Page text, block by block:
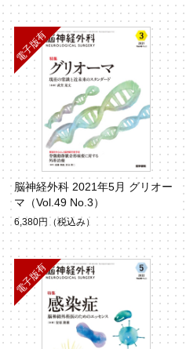
脳神経外科 2021年5月 グリオー
マ（Vol.49 No.3）
6,380円 （税込み）